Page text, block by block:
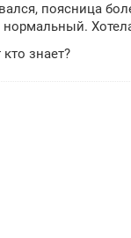
поясница
нормальный.
знает?